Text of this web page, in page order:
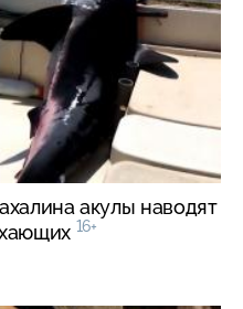
акулы наводят
16+